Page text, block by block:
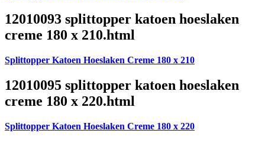
12010093 splittopper katoen hoeslaken
creme 180 x 210.html
Splittopper Katoen Hoeslaken Creme 180 x 210
12010095 splittopper katoen hoeslaken
creme 180 x 220.html
Splittopper Katoen Hoeslaken Creme 180 x 220